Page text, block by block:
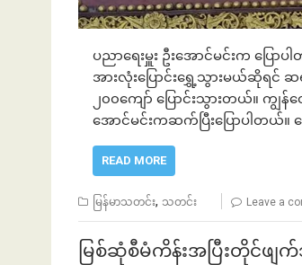
ပညာရေးမှူး ဦးအောင်မင်းက ပြေ
အားလုံးပြောင်းရွှေ့သွားမယ်ဆိုရ
၂၀၀ကျော် ပြောင်းသွားတယ်။ ကျွ
အောင်မင်းကဆက်ပြီးပြောပါတယ်။
READ MORE
မြန်မာသတင်း, သတင်း Leave a
မြစ်ဆုံစီမံကိန်းအပြီးတိုင်ဖျ